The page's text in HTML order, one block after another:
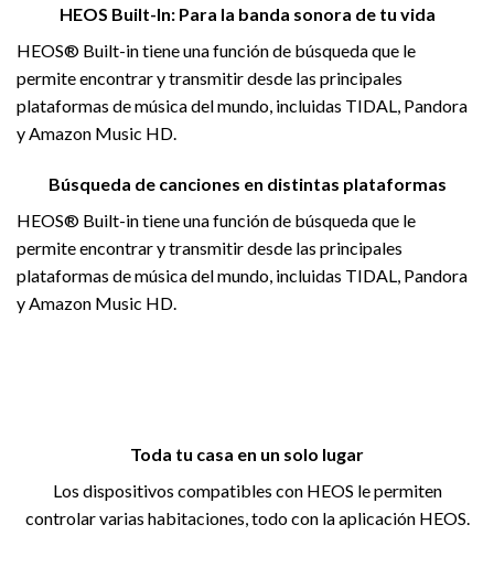
HEOS Built-In: Para la banda sonora de tu vida
HEOS® Built-in tiene una función de búsqueda que le
permite encontrar y transmitir desde las principales
plataformas de música del mundo, incluidas TIDAL, Pandora
y Amazon Music HD.
Búsqueda de canciones en distintas plataformas
HEOS® Built-in tiene una función de búsqueda que le
permite encontrar y transmitir desde las principales
plataformas de música del mundo, incluidas TIDAL, Pandora
y Amazon Music HD.
Toda tu casa en un solo lugar
Los dispositivos compatibles con HEOS le permiten
controlar varias habitaciones, todo con la aplicación HEOS.